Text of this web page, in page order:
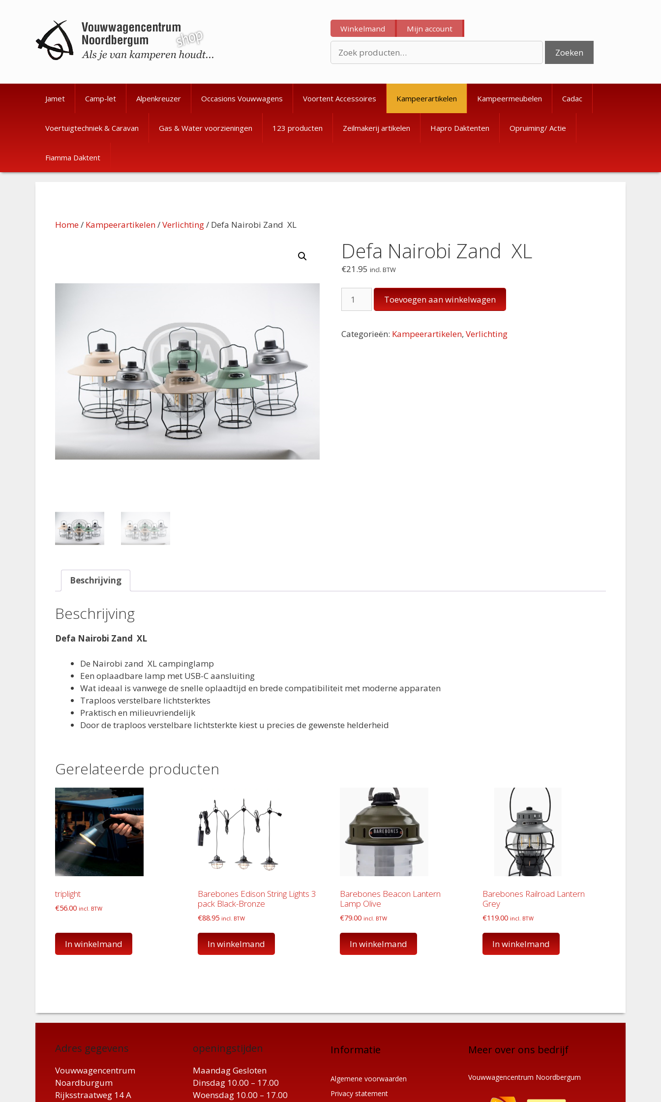
Winkelmand Mijn account
naar:
Zoeken
Jamet Camp-let Alpenkreuzer Occasions Vouwwagens Voortent Accessoires Kampeerartikelen Kampeermeubelen Cadac
Voertuigtechniek & Caravan Gas & Water voorzieningen 123 producten Zeilmakerij artikelen Hapro Daktenten Opruiming/ Actie
Fiamma Daktent
Home/ Kampeerartikelen/Verlichting/ Defa Nairobi Zand XL
Defa Nairobi Zand XL
€21.95 incl. BTW
Nairobi
XL
aantal
Toevoegen aan winkelwagen
Categorieën: Kampeerartikelen,Verlichting
Beschrijving
Beschrijving
Defa Nairobi Zand XL
De Nairobi zand XL campinglamp
Een oplaadbare lamp met USB-C aansluiting
Wat ideaal is vanwege de snelle oplaadtijd en brede compatibiliteit met moderne apparaten
Traploos verstelbare lichtsterktes
Praktisch en milieuvriendelijk
Door de traploos verstelbare lichtsterkte kiest u precies de gewenste helderheid
Gerelateerde producten
triplight
€56.00 incl. BTW
In winkelmand
Barebones Edison String Lights 3
pack Black-Bronze
€88.95 incl. BTW
In winkelmand
Barebones Beacon Lantern
Lamp Olive
€79.00 incl. BTW
In winkelmand
Barebones Railroad Lantern
Grey
€119.00 incl. BTW
In winkelmand
Adres gegevens
Vouwwagencentrum
Noardburgum
Rijksstraatweg 14 A
openingstijden
Maandag Gesloten
Dinsdag 10.00 – 17.00
Woensdag 10.00 – 17.00
Informatie
Algemene voorwaarden
Privacy statement
Meer over ons bedrijf
Vouwwagencentrum Noordbergum